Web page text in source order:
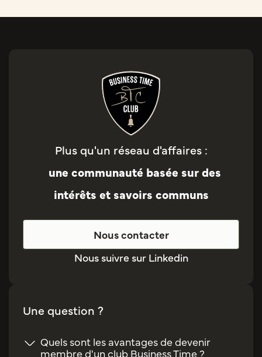
Plus qu'un réseau d'affaires :
une communauté basée sur des
intérêts et savoirs communs
Nous contacter
Nous suivre sur Linkedin
Une question ?
Quels sont les avantages de devenir
membre d'un club Business Time ?